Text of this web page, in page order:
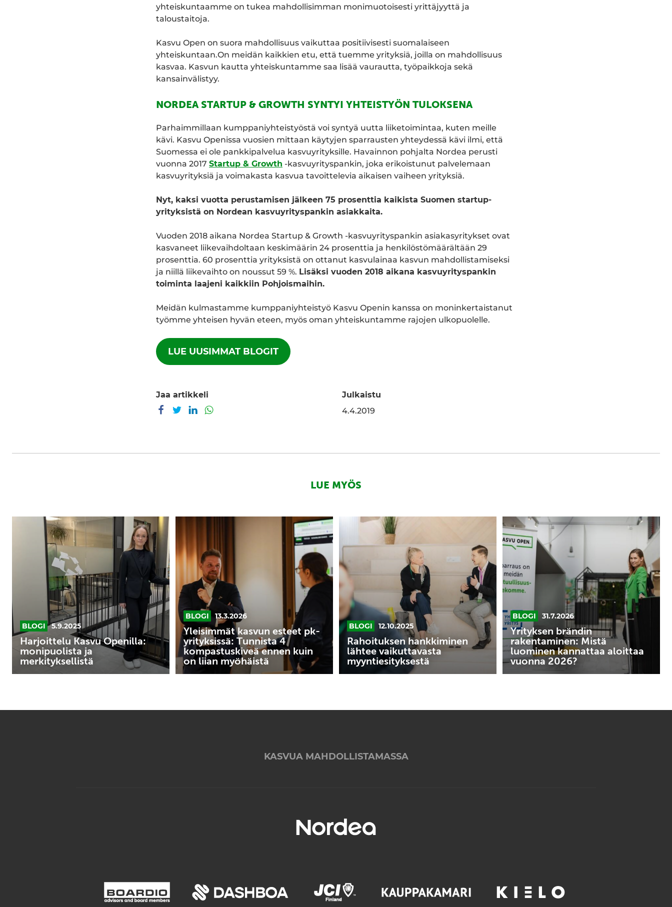
yhteiskuntaamme on tukea mahdollisimman monimuotoisesti yrittäjyyttä ja
taloustaitoja.
Kasvu Open on suora mahdollisuus vaikuttaa positiivisesti suomalaiseen
yhteiskuntaan.On meidän kaikkien etu, että tuemme yrityksiä, joilla on mahdollisuus
kasvaa. Kasvun kautta yhteiskuntamme saa lisää vaurautta, työpaikkoja sekä
kansainvälistyy.
NORDEA STARTUP & GROWTH SYNTYI YHTEISTYÖN TULOKSENA
Parhaimmillaan kumppaniyhteistyöstä voi syntyä uutta liiketoimintaa, kuten meille
kävi. Kasvu Openissa vuosien mittaan käytyjen sparrausten yhteydessä kävi ilmi, että
Suomessa ei ole pankkipalvelua kasvuyrityksille. Havainnon pohjalta Nordea perusti
vuonna 2017 Startup & Growth -kasvuyrityspankin, joka erikoistunut palvelemaan
kasvuyrityksiä ja voimakasta kasvua tavoittelevia aikaisen vaiheen yrityksiä.
Nyt, kaksi vuotta perustamisen jälkeen 75 prosenttia kaikista Suomen startup-
yrityksistä on Nordean kasvuyrityspankin asiakkaita.
Vuoden 2018 aikana Nordea Startup & Growth -kasvuyrityspankin asiakasyritykset ovat
kasvaneet liikevaihdoltaan keskimäärin 24 prosenttia ja henkilöstömäärältään 29
prosenttia. 60 prosenttia yrityksistä on ottanut kasvulainaa kasvun mahdollistamiseksi
ja niillä liikevaihto on noussut 59 %. Lisäksi vuoden 2018 aikana kasvuyrityspankin
toiminta laajeni kaikkiin Pohjoismaihin.
Meidän kulmastamme kumppaniyhteistyö Kasvu Openin kanssa on moninkertaistanut
työmme yhteisen hyvän eteen, myös oman yhteiskuntamme rajojen ulkopuolelle.
LUE UUSIMMAT BLOGIT
Jaa artikkeli
Jaa Facebookissa
Jaa TwitterissäJaa LinkedInissä
Julkaistu
4.4.2019
LUE MYÖS
Harjoittelu
Openilla:
monipuolista
merkityksellistä
BLOGI 5.9.2025
Harjoittelu Kasvu Openilla:
monipuolista ja
merkityksellistä
esteet
pk-
yrityksissä:
Tunnista
4
kompastuskiveä
ennen
kuin
on
liian
myöhäistä
BLOGI 13.3.2026
Yleisimmät kasvun esteet pk-
yrityksissä: Tunnista 4
kompastuskiveä ennen kuin
on liian myöhäistä
Rahoituksen
hankkiminen
lähtee
vaikuttavasta
myyntiesityksestä
BLOGI 12.10.2025
Rahoituksen hankkiminen
lähtee vaikuttavasta
myyntiesityksestä
Yrityksen
brändin
rakentaminen:
luominen
kannattaa
aloittaa
2026?
BLOGI 31.7.2026
Yrityksen brändin
rakentaminen: Mistä
luominen kannattaa aloittaa
vuonna 2026?
KASVUA MAHDOLLISTAMASSA